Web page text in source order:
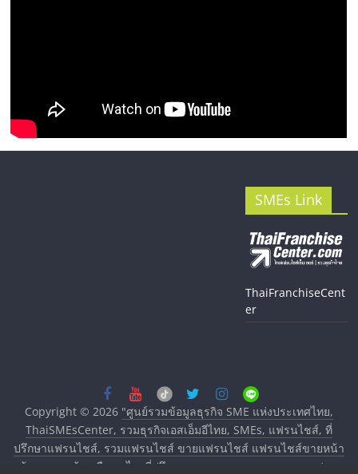
SMEs Link
ThaiFranchiseCent
er
Copyright © 2026 "ศูนย์รวมข้อมูลธุรกิจ SME แห่งประเทศไทย,
ThaiSMEsCenter, รวมธุรกิจเอสเอ็มอีไทย, SMEs, แฟรนไชส์, ที่
ปรึกษาแฟรนไชส์, รวมแฟรนไชส์ ขายแฟรนไชส์ แฟรนไชส์ขายหน้า
บ้าน ลงทุนน้อย คืนทุนไว, ที่ปรึกษาการลงทุนและขยายสาขาแฟรน